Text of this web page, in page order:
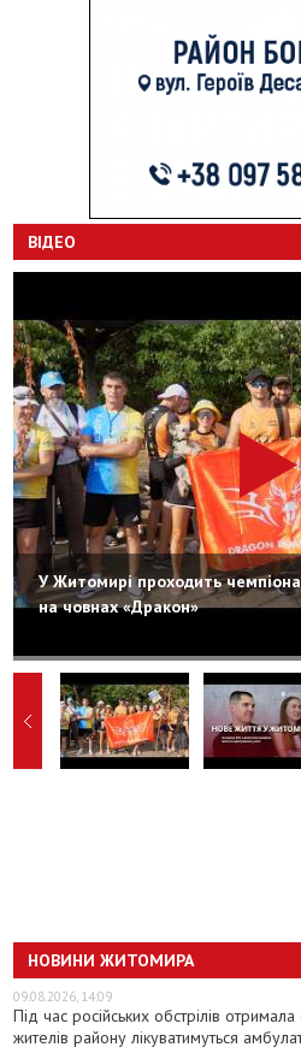
ВІДЕО
У Житомирі проходить
на човнах «Дракон»
НОВИНИ ЖИТОМИРА
09.08.2026, 14:09
Під час російських обстрілів
жителів району лікуватимуться